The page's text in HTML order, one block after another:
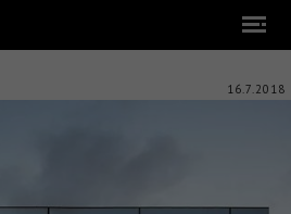
16.7.2018